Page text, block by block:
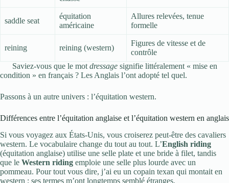
saddle seat
équitation
américaine
Allures relevées, tenue
formelle
reining reining (western)
Figures de vitesse et de
contrôle
Saviez-vous que le mot dressage signifie littéralement « mise en
condition » en français ? Les Anglais l’ont adopté tel quel.
Passons à un autre univers : l’équitation western.
Différences entre l’équitation anglaise et l’équitation western en anglais
Si vous voyagez aux États-Unis, vous croiserez peut-être des cavaliers
western. Le vocabulaire change du tout au tout. L’English riding
(équitation anglaise) utilise une selle plate et une bride à filet, tandis
que le Western riding emploie une selle plus lourde avec un
pommeau. Pour tout vous dire, j’ai eu un copain texan qui montait en
western ; ses termes m’ont longtemps semblé étranges.